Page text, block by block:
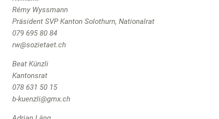
Rémy Wyssmann
Präsident SVP Kanton Solothurn, Nationalrat
079 695 80 84
rw@sozietaet.ch
Beat Künzli
Kantonsrat
078 631 50 15
b-kuenzli@gmx.ch